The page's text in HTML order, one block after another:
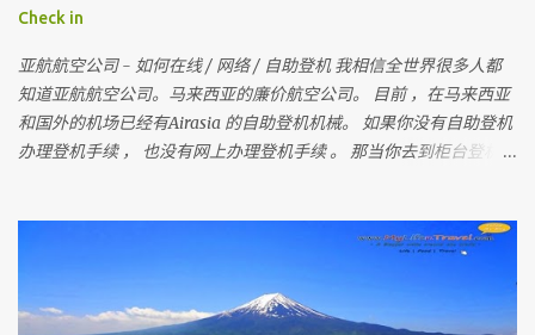
Check in
亚航航空公司 - 如何在线 / 网络 / 自助登机 我相信全世界很多人都
知道亚航航空公司。马来西亚的廉价航空公司。 目前 ，在马来西亚
和国外的机场已经有Airasia 的自助登机机械。 如果你没有自助登机
办理登机手续 ， 也没有网上办理登机手续 。 那当你去到柜台登机时
间前四小时网上办理登机手续 。四小时后 ，就需要到机场自助登机
佛，槟城等等前，在1个小时前还可以网上办理登机手续。 （
Airasia 会任何时刻会有变动 ， 请上网检查 ） 首先，去 亚洲航空网